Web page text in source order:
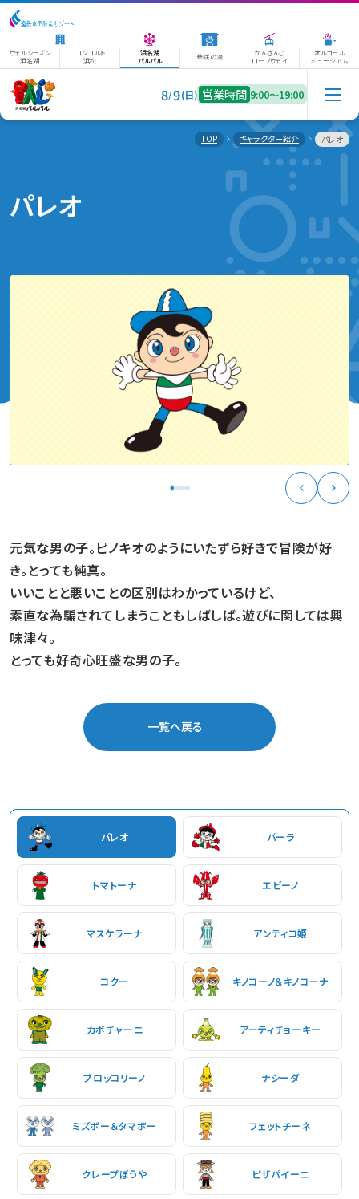
ウェルシーズン
浜名湖
コンコルド
浜松
浜名湖
パルパル
華咲の湯
かんざんじ
ロープウェイ
オルゴール
ミュージアム
8/9(日) 営業時間 9:00〜19:00
TOP キャラクター紹介 パレオ
パレオ
元気な男の子。ピノキオのようにいたずら好きで冒険が好
き。とっても純真。
いいことと悪いことの区別はわかっているけど、
素直な為騙されてしまうこともしばしば。遊びに関しては興
味津々。
とっても好奇心旺盛な男の子。
一覧へ戻る
パレオ パーラ
トマトーナ エビーノ
マスケラーナ アンティコ姫
コクー キノコーノ＆キノコーナ
カボチャーニ アーティチョーキー
ブロッコリーノ ナシーダ
ミズボー＆タマボー フェットチーネ
クレープぼうや ピザパイーニ